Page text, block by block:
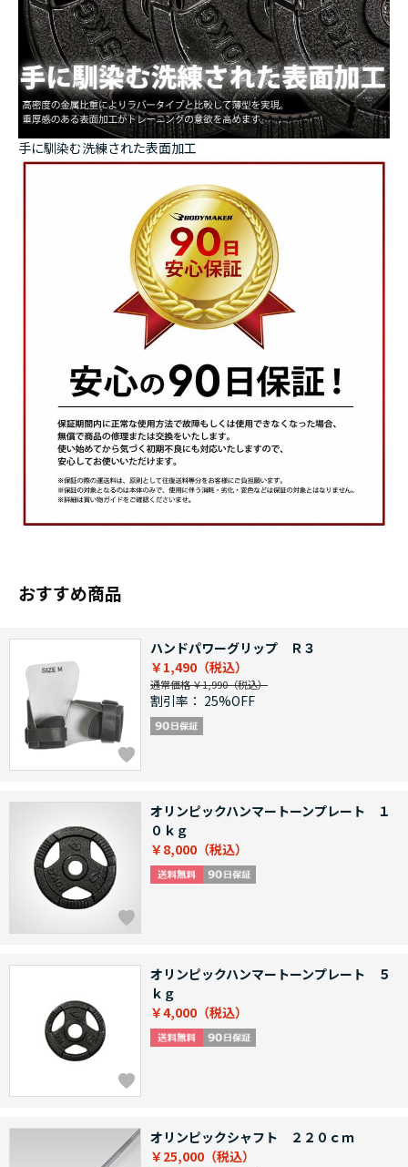
手に馴染む洗練された表面加工
おすすめ商品
ハンドパワーグリップ Ｒ３
￥1,490
通常価格 ￥1,990
割引率： 25%OFF
オリンピックハンマートーンプレート １
０ｋｇ
￥8,000
オリンピックハンマートーンプレート ５
ｋｇ
￥4,000
オリンピックシャフト ２２０ｃｍ
￥25,000